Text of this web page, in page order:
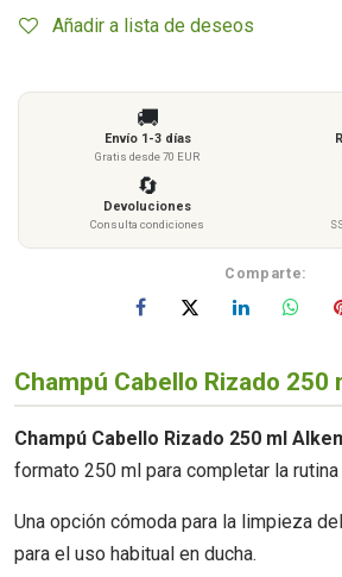
Añadir a lista de deseos
🚚
Envío 1-3 días
Gratis desde 70 EUR
🔄
Devoluciones
Consulta condiciones
Comparte:
Champú Cabello Rizado 250
Champú Cabello Rizado 250 ml
formato 250 ml para completar la
Una opción cómoda para la limpieza
para el uso habitual en ducha.